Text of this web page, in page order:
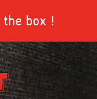
the box !